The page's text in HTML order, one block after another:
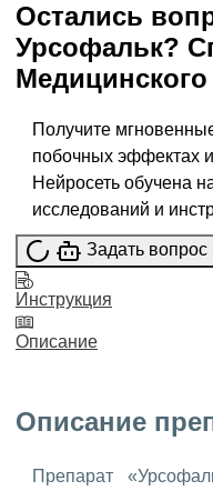
Остались
Урсофальк?
Получите
побочных эффектах
Нейросеть обучена
исследований и
Задать
Инструкция
Описание
Описание
Препарат